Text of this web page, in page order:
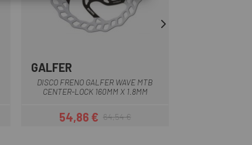
GALFER
DISCO FRENO GALFER WAVE MTB
CENTER-LOCK 160MM X 1.8MM
Prezzo
54,86 €Prezzo base
64,54 €